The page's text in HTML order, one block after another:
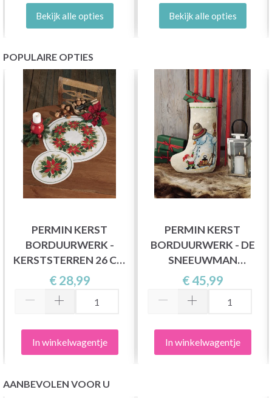
Bekijk alle opties Bekijk alle opties
POPULAIRE OPTIES
PERMIN KERST
BORDUURWERK -
KERSTSTERREN 26 CM
Ø, AIDA
€ 28,99
In winkelwagentje
PERMIN KERST
BORDUURWERK - DE
SNEEUWMAN
28X42CM
€ 45,99
In winkelwagentje
AANBEVOLEN VOOR U